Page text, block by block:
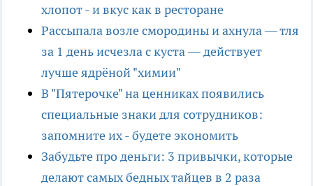
хлопот - и вкус как в ресторане
Рассыпала возле смородины и ахнула — тля
за 1 день исчезла с куста — действует
лучше ядрёной "химии"
В "Пятерочке" на ценниках появились
специальные знаки для сотрудников:
запомните их - будете экономить
Забудьте про деньги: 3 привычки, которые
делают самых бедных тайцев в 2 раза